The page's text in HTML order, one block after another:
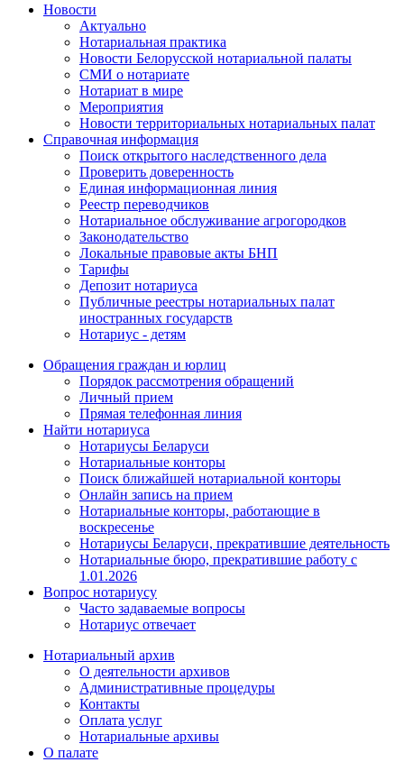
Новости
Актуально
Нотариальная практика
Новости Белорусской нотариальной палаты
СМИ о нотариате
Нотариат в мире
Мероприятия
Новости территориальных нотариальных палат
Справочная информация
Поиск открытого наследственного дела
Проверить доверенность
Единая информационная линия
Реестр переводчиков
Нотариальное обслуживание агрогородков
Законодательство
Локальные правовые акты БНП
Тарифы
Депозит нотариуса
Публичные реестры нотариальных палат
иностранных государств
Нотариус - детям
Обращения граждан и юрлиц
Порядок рассмотрения обращений
Личный прием
Прямая телефонная линия
Найти нотариуса
Нотариусы Беларуси
Нотариальные конторы
Поиск ближайшей нотариальной конторы
Онлайн запись на прием
Нотариальные конторы, работающие в
воскресенье
Нотариусы Беларуси, прекратившие деятельность
Нотариальные бюро, прекратившие работу с
1.01.2026
Вопрос нотариусу
Часто задаваемые вопросы
Нотариус отвечает
Нотариальный архив
О деятельности архивов
Административные процедуры
Контакты
Оплата услуг
Нотариальные архивы
О палате